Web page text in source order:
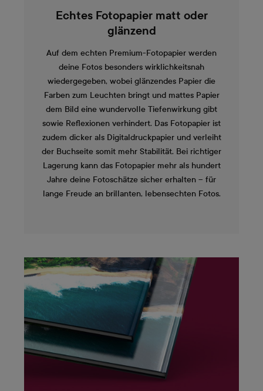
Echtes Fotopapier matt oder
glänzend
Auf dem echten Premium-Fotopapier werden
deine Fotos besonders wirklichkeitsnah
wiedergegeben, wobei glänzendes Papier die
Farben zum Leuchten bringt und mattes Papier
dem Bild eine wundervolle Tiefenwirkung gibt
sowie Reflexionen verhindert. Das Fotopapier ist
zudem dicker als Digitaldruckpapier und verleiht
der Buchseite somit mehr Stabilität. Bei richtiger
Lagerung kann das Fotopapier mehr als hundert
Jahre deine Fotoschätze sicher erhalten – für
lange Freude an brillanten, lebensechten Fotos.